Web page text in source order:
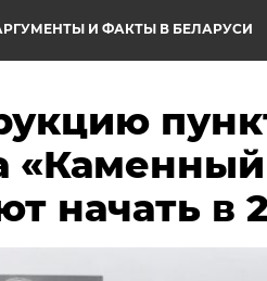
И ФАКТЫ В БЕЛАРУСИ
начать в